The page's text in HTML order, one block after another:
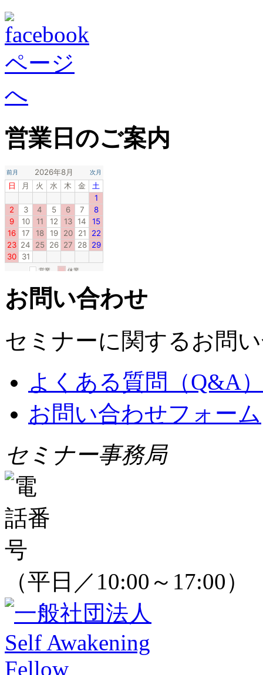
営業日のご案内
お問い合わせ
セミナーに関するお問
よくある質問（Q&A
お問い合わせフォーム
セミナー事務局
（平日／10:00～17:00）